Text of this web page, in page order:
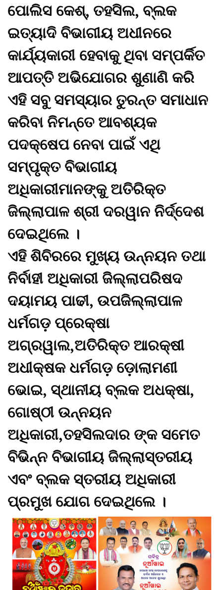
ପୋଲିସ କେଶ୍, ତହସିଲ, ବ୍ଲକ
ଇତ୍ୟାଦି ବିଭାଗୀୟ ଅଧୀନରେ
କାର୍ଯ୍ୟକାରୀ ହେବାକୁ ଥିବା ସମ୍ପର୍କିତ
ଆପତ୍ତି ଅଭିଯୋଗର ଶୁଣାଣି କରି
ଏହି ସବୁ ସମସ୍ୟାର ତୁରନ୍ତ ସମାଧାନ
କରିବା ନିମନ୍ତେ ଆବଶ୍ୟକ
ପଦକ୍ଷେପ ନେବା ପାଇଁ ଏଥି
ସମ୍ପୃକ୍ତ ବିଭାଗୀୟ
ଅଧିକାରୀମାନଙ୍କୁ ଅତିରିକ୍ତ
ଜିଲ୍ଲାପାଳ ଶ୍ରୀ ଦରୱାନ ନିର୍ଦ୍ଦେଶ
ଦେଇଥିଲେ ।
ଏହି ଶିବିରରେ ମୁଖ୍ୟ ଉନ୍ନୟନ ତଥା
ନିର୍ବାହୀ ଅଧିକାରୀ ଜିଲ୍ଲାପରିଷଦ
ଦୟାମୟ ପାଢୀ, ଉପଜିଲ୍ଲାପାଳ
ଧର୍ମଗଡ଼ ପ୍ରେକ୍ଷା
ଅଗ୍ରୱାଲ,ଅତିରିକ୍ତ ଆରକ୍ଷୀ
ଅଧୀକ୍ଷକ ଧର୍ମଗଡ଼ ଡ଼ୋଲାମଣୀ
ଭୋଇ, ସ୍ଥାନୀୟ ବ୍ଲକ ଅଧକ୍ଷା,
ଗୋଷ୍ଠୀ ଉନ୍ନୟନ
ଅଧିକାରୀ,ତହସିଲଦାର ଙ୍କ ସମେତ
ବିଭିନ୍ନ ବିଭାଗୀୟ ଜିଲ୍ଲାସ୍ତରୀୟ
ଏବଂ ବ୍ଲକ ସ୍ତରୀୟ ଅଧିକାରୀ
ପ୍ରମୁଖ ଯୋଗ ଦେଇଥିଲେ ।